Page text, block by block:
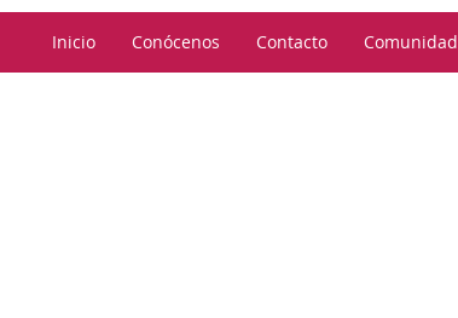
Inicio Conócenos Contacto Comunidad